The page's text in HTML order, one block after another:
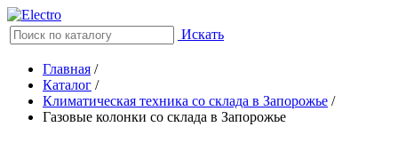
Искать
Главная /
Каталог /
Климатическая техника со склада в Запорожье /
Газовые колонки со склада в Запорожье